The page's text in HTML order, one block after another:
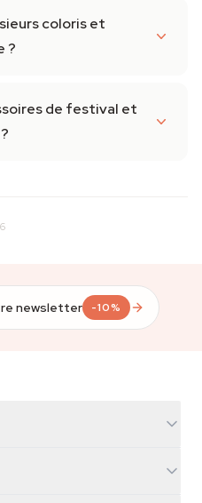
coloris et
?
de festival et
newsletter -10%